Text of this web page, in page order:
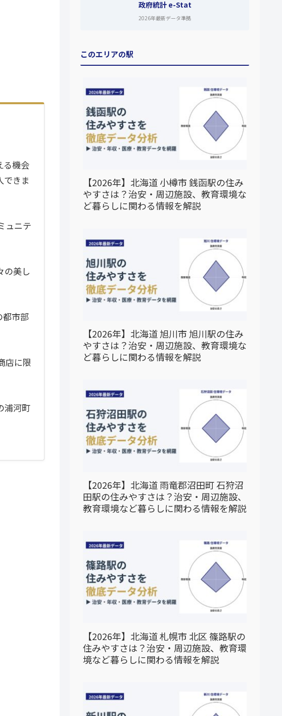
る機会
できま
ュニテ
の美し
都市部
店に限
浦河町
政府統計 e-Stat
2026年最新データ準拠
このエリアの駅
【2026年】北海道 小樽市 銭函駅の住み
やすさは？治安・周辺施設、教育環境な
ど暮らしに関わる情報を解説
【2026年】北海道 旭川市 旭川駅の住み
やすさは？治安・周辺施設、教育環境な
ど暮らしに関わる情報を解説
【2026年】北海道 雨竜郡沼田町 石狩沼
田駅の住みやすさは？治安・周辺施設、
教育環境など暮らしに関わる情報を解説
【2026年】北海道 札幌市 北区 篠路駅の
住みやすさは？治安・周辺施設、教育環
境など暮らしに関わる情報を解説